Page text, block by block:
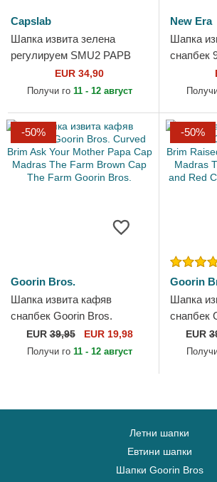
Capslab
Шапка извита зелена
регулируем SMU2 PAPB
Татко Смърф Смурфовете
от Capslab
EUR 34,90
Получи го 11 - 12 август
New Era
Шапка
снапбек
Side
Dodgers
-50%
Goorin Bros.
Шапка извита кафяв
снапбек Goorin Bros.
Curved Brim Ask Your
Mother Papa Cap Madras
EUR39,95 EUR 19,98
Получи го 11 - 12 август
-50%
Goorin
Шапка
снапбек
Curved
Barn
EUR
Летни шапки
Евтини шапки
Шапки Goorin Bros